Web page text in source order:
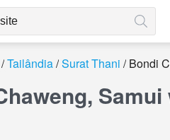
Tailândia Surat Thani Bondi